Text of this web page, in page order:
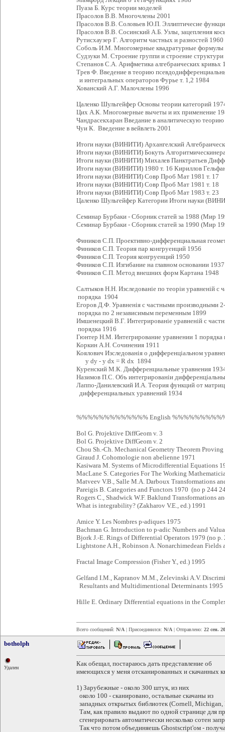
Пуаза Б. Курс теории моделей
Прасолов В.В. Многочлены 2001
Прасолов В.В. Соловьев Ю.П. Эллиптичесие
Прасолов В.В. Сосинский А.Б. Узлы, зацепления
Рутисхаузер Г. Алгоритм частных и разностей 1960
Соболь И.М. Многомерные квадратурные формулы
Судзуки М. Строение группи и строение
Степанов С.А. Арифметика алгебраических кривьх
Трев Ф. Введение в теорию
и интегральных операторов Фурье т. 1,2 1984
Хованский А.Г. Малочлены 1996
Цаленко Шульгейфер Основы теории категорий
Цих А.К. Многомерные вычеты и их применение
Чандрасекхаран Введание в аналитическую
Чуи К. Введение в вейвлеть 2001
Итоги науки (ВИНИТИ) Архангелский
Итоги науки (ВИНИТИ) Бокуть
Итоги науки (ВИНИТИ) Михалев Панктратьев
Итоги науки (ВИНИТИ) 1980 т. 16 Кириллов
Итоги науки (ВИНИТИ) Совр Проб Мат 1981 т. 17
Итоги науки (ВИНИТИ) Совр Проб Мат 1981 т. 18
Итоги науки (ВИНИТИ) Совр Проб Мат 1983 т. 23
Цаленко Шульгейфер Категории Итоги науки
Семинар Бурбаки - Сборник статей за 1988 (Мир
Семинар Бурбаки - Сборник статей за 1990 (Мир
Фиников С.П. Проективно-дифференциальная
Фиников С.П. Теория пар конгруенций 1956
Фиников С.П. Теория конгруенций 1950
Фиников С.П. Изгибание на главном основании 1937
Фиников С.П. Метод внешних форм Картана 1948
Салтыков Н.Н. Изследованiе по теорiи уравненiй с
порядка 1904
Егоров Д.Ф. Уравненiя с частными производными
порядка по 2 независимым переменным 1899
Имшенецкий В.Г. Интегрированiе уравненiй с
порядка 1916
Гюнтер Н.М. Интегрирование уравнении 1
Коркин А.Н. Сочинения 1911
Коялович Изследованiя о дифференцiальном
y dy - y dx = R dx 1894
Куренский М.К. Дифференциальные уравнения
Назимов П.С. Объ интегрированiи
Лаппо-Данилевский И.А. Теория функций от
дифференциальных уравнений 1934
%%%%%%%%%%%%% English
Bol G. Projektive DiffGeom v. 3
Bol G. Projektive DiffGeom v. 2
Chou Sh.-Ch. Mechanical Geometry Theorem
Giraud J. Cohomologie non abelienne 1971
Kasiwara M. Systems of Microdifferential Equations
MacLane S. Categories For The Working
Matveev V.B., Salle M.A. Darboux Transformations
Pareigis B. Categories and Functors 1970 (no p 244
Rogers C., Shadwick W.F. Baklund Transformations
What is integrability? (Zakharov V.E., ed.) 1991
Amice Y. Les Nombres p-adiques 1975
Bachman G. Introduction to p-adic Numbers and
Bjork J.-E. Rings of Differential Operators 1979 (no p.
Lightstone A.H., Robinson A. Nonarchimedean
Fractal Image Compression (Fisher Y., ed.) 1995
Gelfand I.M., Kapranov M.M., Zelevinski A.V.
Resultants and Multidimentional Determinants 1995
Hille E. Ordinary Differential equations in the
Всего сообщений: N/A | Присоединился: N/A | Отправлено: 22 сен.
botholph
Удален
Как обещал, постараюсь дать представление об
имеющихся у меня отсканированных и скачанных
1) Зарубежные - около 300 штук, из них
около 100 - сканировано, остальные скачаны из
западных открытых библиотек (Cornell, Michigan,
Там, как правило выдают по одной странице для
сгенерировать автоматически несколько сотен
Так что потом объединяешь Ghostscript'ом -